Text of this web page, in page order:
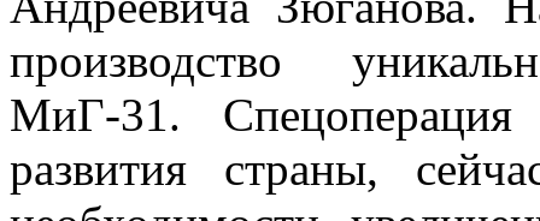
производство
МиГ-31. Спецоперация
развития страны,